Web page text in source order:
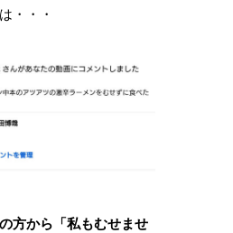
・・・
方から「私もむせませ